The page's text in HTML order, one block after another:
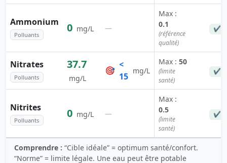
Ammonium
Polluants
0 mg/L —
Max :
0.1
(référence
qualité)
✔
Nitrates
Polluants
37.7
mg/L
🎯
<
15
mg/L
Max : 50
(limite
santé)
✔
Nitrites
Polluants
0 mg/L —
Max :
0.5
(limite
santé)
✔
Comprendre : “Cible idéale” = optimum santé/confort.
“Norme” = limite légale. Une eau peut être potable